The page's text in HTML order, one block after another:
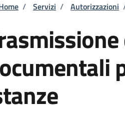
di
/ Servizi / Autorizzazioni